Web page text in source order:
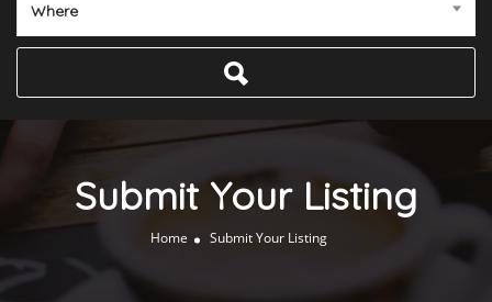
Where
Submit Your Listing
Home Submit Your Listing